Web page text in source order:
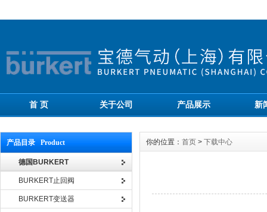
首 页 关于公司 产品展示 新
产品目录 Product
德国BURKERT
BURKERT止回阀
BURKERT变送器
你的位置： 首页 > 下载中心